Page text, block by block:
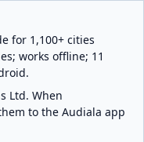
for 1,100+ cities
works offline; 11
Ltd. When
to the Audiala app